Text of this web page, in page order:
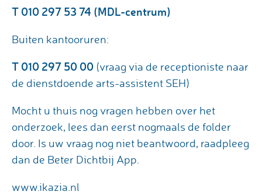
T 010 297 53 74 (MDL-centrum)
Buiten kantooruren:
T 010 297 50 00 (vraag via de receptioniste naar
de dienstdoende arts-assistent SEH)
Mocht u thuis nog vragen hebben over het
onderzoek, lees dan eerst nogmaals de folder
door. Is uw vraag nog niet beantwoord, raadpleeg
dan de Beter Dichtbij App.
www.ikazia.nl